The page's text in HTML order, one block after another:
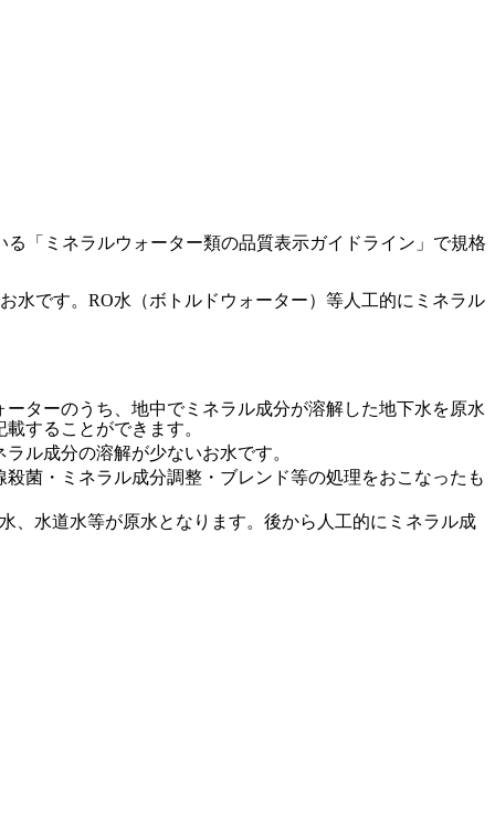
「ミネラルウォーター類の品質表示ガイドライン」で規格
水です。RO水（ボトルドウォーター）等人工的にミネラル
ターのうち、地中でミネラル成分が溶解した地下水を原水
することができます。
ル成分の溶解が少ないお水です。
菌・ミネラル成分調整・ブレンド等の処理をおこなったも
、水道水等が原水となります。後から人工的にミネラル成